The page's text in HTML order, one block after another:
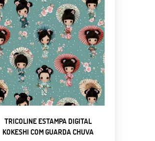
TRICOLINE ESTAMPA DIGITAL
KOKESHI COM GUARDA CHUVA